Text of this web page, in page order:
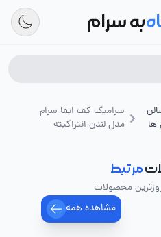
به سرام
ها
سرامیک کف ایفا سرام
مدل لندن انتراکیته
مرتبط
محصولات
مشاهده همه